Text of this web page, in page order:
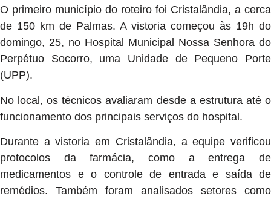
O primeiro município do roteiro foi Cristalândia, a cerca
de 150 km de Palmas. A vistoria começou às 19h do
domingo, 25, no Hospital Municipal Nossa Senhora do
Perpétuo Socorro, uma Unidade de Pequeno Porte
(UPP).
No local, os técnicos avaliaram desde a estrutura até o
funcionamento dos principais serviços do hospital.
Durante a vistoria em Cristalândia, a equipe verificou
protocolos da farmácia, como a entrega de
medicamentos e o controle de entrada e saída de
remédios. Também foram analisados setores como